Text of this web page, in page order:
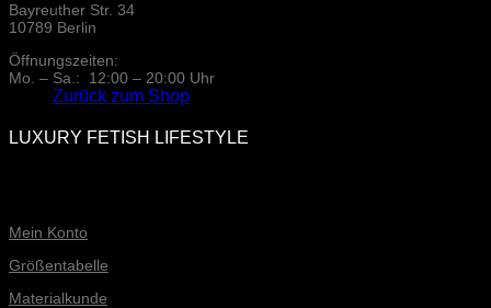
Es befinden sich keine Produkte im Warenkorb.
Zurück zum Shop
Bayreuther Str. 34
10789 Berlin
Öffnungszeiten:
Mo. – Sa.: 12:00 – 20:00 Uhr
LUXURY FETISH LIFESTYLE
Mein Konto
Größentabelle
Materialkunde